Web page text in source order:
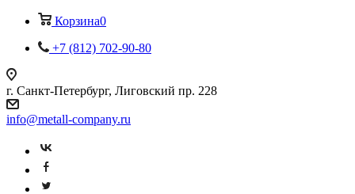
Корзина0
+7 (812) 702-90-80
г. Санкт-Петербург, Лиговский пр. 228
info@metall-company.ru